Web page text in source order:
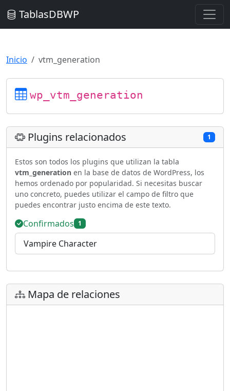
TablasDBWP
Inicio vtm_generation
wp_vtm_generation
Plugins relacionados 1
Estos son todos los plugins que utilizan la tabla
vtm_generation en la base de datos de WordPress, los
hemos ordenado por popularidad. Si necesitas buscar
uno concreto, puedes utilizar el campo de filtro que
puedes encontrar justo encima de este texto.
Confirmados 1
Vampire Character
Mapa de relaciones